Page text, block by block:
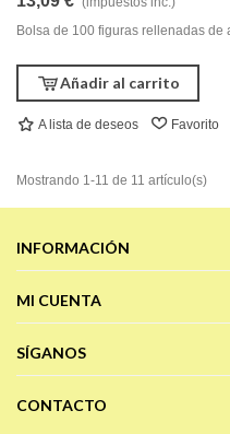
Bolsa de 100 figuras rellenadas
Añadir al carrito
A lista de deseos Favorito
Mostrando 1-11 de 11 artículo(s)
INFORMACIÓN
MI CUENTA
SÍGANOS
CONTACTO